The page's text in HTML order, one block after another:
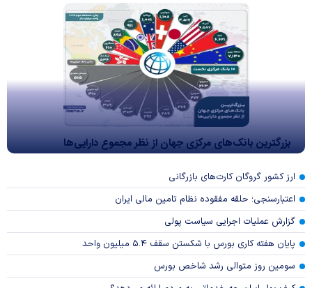
بزرگترین بانک‌های مرکزی جهان از نظر مجموع دارایی‌ها
ارز کشور گروگان کارت‌های بازرگانی
اعتبارسنجی؛ حلقه مفقوده نظام تامین مالی ایران
گزارش عملیات اجرایی سیاست پولی
پایان هفته کاری بورس با شکستن سقف ۵.۴ میلیون واحد
سومین روز متوالی رشد شاخص بورس